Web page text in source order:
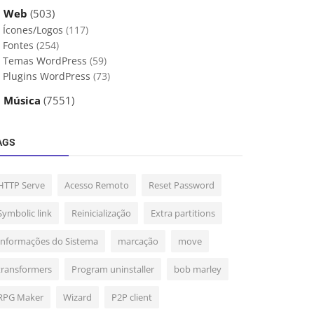
Web (503)
Ícones/Logos (117)
Fontes (254)
Temas WordPress (59)
Plugins WordPress (73)
Música (7551)
Serve Acesso Remoto Reset Password
link Reinicialização Extra partitions
do Sistema marcação move
Program uninstaller bob marley
Maker Wizard P2P client